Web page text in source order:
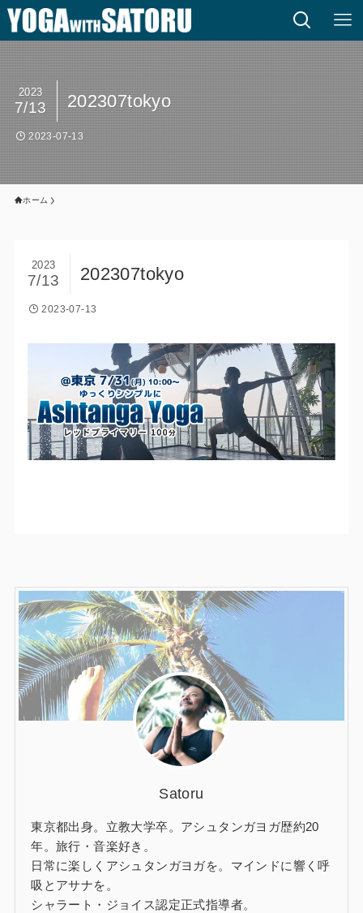
202307tokyo
2023
7/13
2023-07-13
ホーム
202307tokyo
2023
7/13
2023-07-13
Satoru
東京都出身。立教大学卒。アシュタンガヨガ歴約20
年。旅行・音楽好き。
日常に楽しくアシュタンガヨガを。マインドに響く呼
吸とアサナを。
シャラート・ジョイス認定正式指導者。